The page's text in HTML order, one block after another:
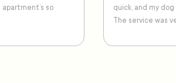
so
quick, and my
The service was